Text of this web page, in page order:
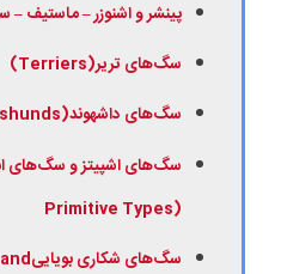
پینشر و اشنوزر– ماستیف –
سگهای تریر(Terriers)
سگهای داشهوند
سگهای اشپیتز و سگهای
Primitive Types)
سگهای شکاری بویایی